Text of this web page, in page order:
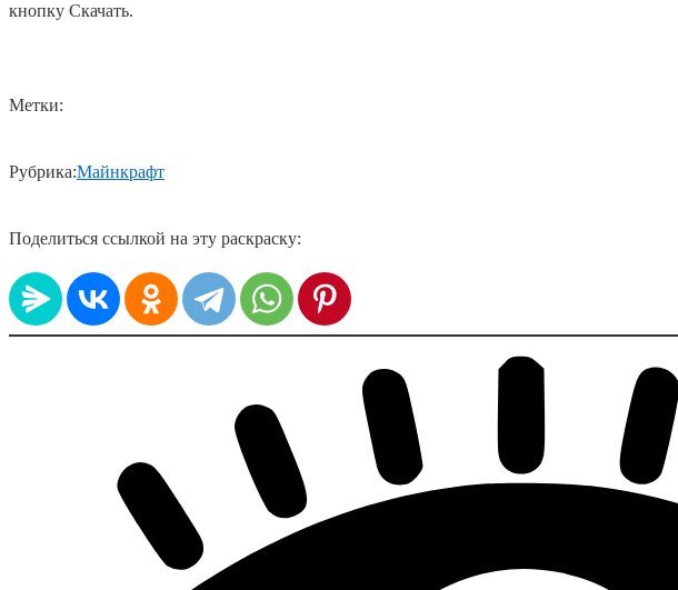
кнопку Скачать.
Метки:
Рубрика:Майнкрафт
Поделиться ссылкой на эту раскраску: